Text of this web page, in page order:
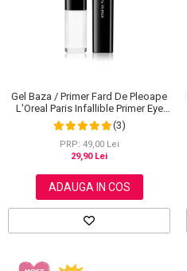
Gel Baza / Primer Fard De Pleoape
L'Oreal Paris Infallible Primer Eye
Shadow Base 100, 3 ml
(3)
PRP: 49,00 Lei
29,90 Lei
ADAUGA IN COS